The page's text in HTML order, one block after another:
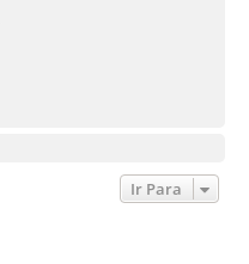
Ir Para